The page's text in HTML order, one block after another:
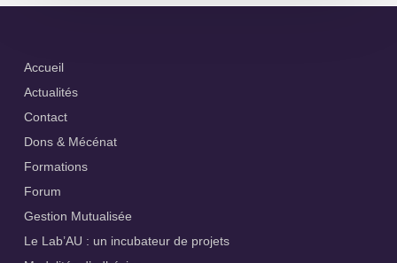
Accueil
Actualités
Contact
Dons & Mécénat
Formations
Forum
Gestion Mutualisée
Le Lab’AU : un incubateur de projets